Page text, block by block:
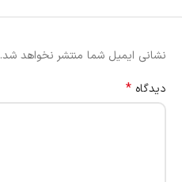
نشانی ایمیل شما منتشر نخواهد شد.
دیدگاه *